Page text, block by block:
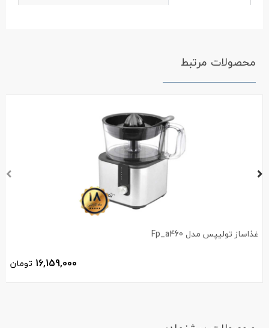
محصولات مرتبط
غذاساز تولیپس مدل Fp_a460
16,159,000 تومان